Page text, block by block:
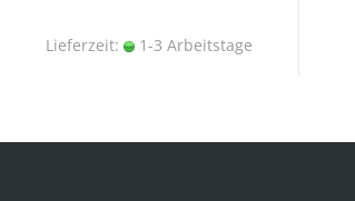
Lieferzeit: 1-3 Arbeitstage